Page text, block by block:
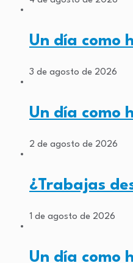
Un día como
3 de agosto de 2026
Un día como
2 de agosto de 2026
¿Trabajas
1 de agosto de 2026
Un día como